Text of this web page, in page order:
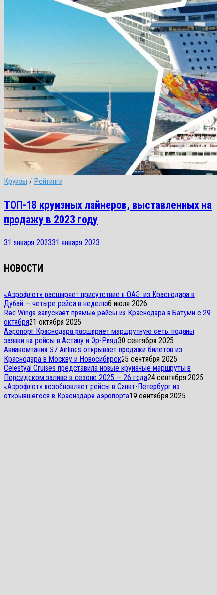
Круизы / Рейтинги
ТОП-18 круизных лайнеров, выставленных на
продажу в 2023 году
31 января 202331 января 2023
НОВОСТИ
«Аэрофлот» расширяет присутствие в ОАЭ: из Краснодара в
Дубай — четыре рейса в неделю6 июля 2026
Red Wings запускает прямые рейсы из Краснодара в Батуми с 29
октября21 октября 2025
Аэропорт Краснодара расширяет маршрутную сеть: поданы
заявки на рейсы в Астану и Эр-Рияд30 сентября 2025
Авиакомпания S7 Airlines открывает продажи билетов из
Краснодара в Москву и Новосибирск25 сентября 2025
Celestyal Cruises представила новые круизные маршруты в
Персидском заливе в сезоне 2025 — 26 года24 сентября 2025
«Аэрофлот» возобновляет рейсы в Санкт-Петербург из
открывшегося в Краснодаре аэропорта19 сентября 2025